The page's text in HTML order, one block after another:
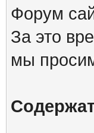
Форум
За это
мы